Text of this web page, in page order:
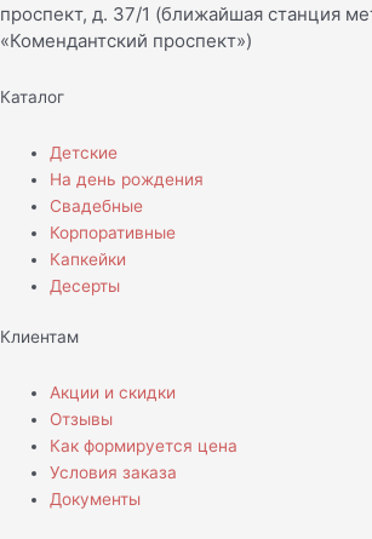
проспект, д. 37/1 (ближайшая станция
«Комендантский проспект»)
Каталог
Детские
На день рождения
Свадебные
Корпоративные
Капкейки
Десерты
Клиентам
Акции и скидки
Отзывы
Как формируется цена
Условия заказа
Документы